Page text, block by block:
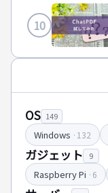
10
OS 149
Windows ·132
ガジェット 9
Raspberry Pi ·6